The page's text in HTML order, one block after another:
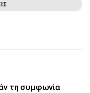
τη συμφωνία